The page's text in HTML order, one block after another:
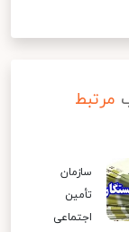
مرتبط
سازمان
تأمین
اجتماعی